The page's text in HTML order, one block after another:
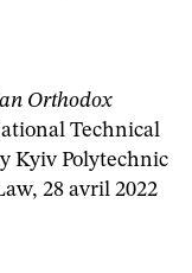
Orthodox
Technical
Kyiv Polytechnic
28 avril 2022